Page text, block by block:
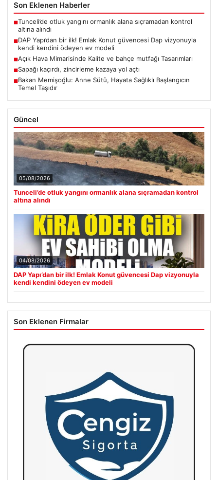
Son Eklenen Haberler
■Tunceli’de otluk yangını ormanlık alana sıçramadan kontrol
altına alındı
■DAP Yapı’dan bir ilk! Emlak Konut güvencesi Dap vizyonuyla
kendi kendini ödeyen ev modeli
■Açık Hava Mimarisinde Kalite ve bahçe mutfağı Tasarımları
■Sapağı kaçırdı, zincirleme kazaya yol açtı
■Bakan Memişoğlu: Anne Sütü, Hayata Sağlıklı Başlangıcın
Temel Taşıdır
Güncel
05/08/2026
Tunceli’de otluk yangını ormanlık alana sıçramadan kontrol
altına alındı
04/08/2026
DAP Yapı’dan bir ilk! Emlak Konut güvencesi Dap vizyonuyla
kendi kendini ödeyen ev modeli
Son Eklenen Firmalar